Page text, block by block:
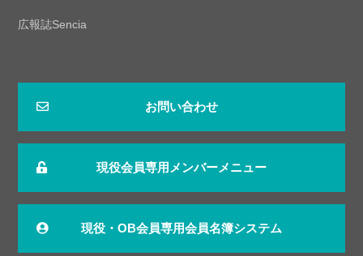
広報誌Sencia
お問い合わせ
現役会員専用メンバーメニュー
現役・OB会員専用会員名簿システム